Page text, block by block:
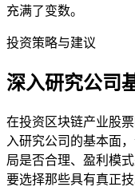
充满了变数。
投资策略与建议
深入研究公司
在投资区块链产业股
入研究公司的基本面
局是否合理、盈利模
要选择那些具有真正